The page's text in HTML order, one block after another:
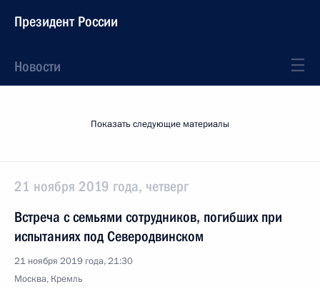
Президент России
Новости
Показать следующие материалы
21 ноября 2019 года, четверг
Встреча с семьями сотрудников, погибших при
испытаниях под Северодвинском
21 ноября 2019 года, 21:30
Москва, Кремль